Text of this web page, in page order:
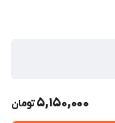
5,150,000تومان